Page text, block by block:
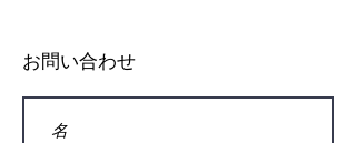
お問い合わせ